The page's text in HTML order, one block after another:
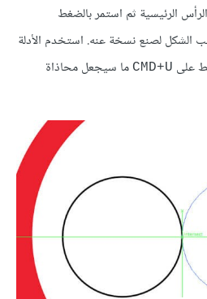
الرئيسية ثم استمر بالضغط
الشكل لصنع نسخة عنه. استخدم الأدلة
CMD+U ما سيجعل محاذاة